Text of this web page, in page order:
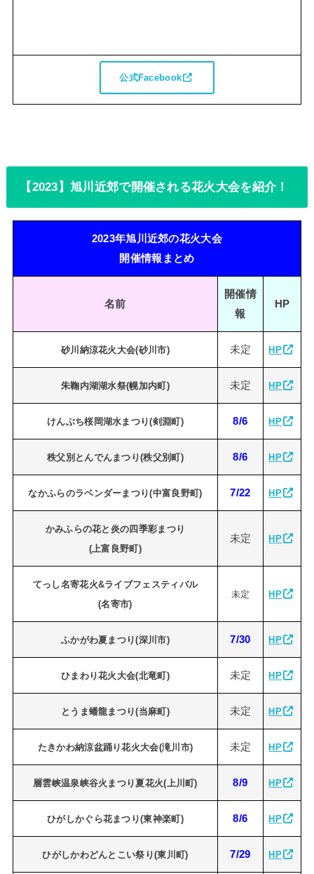
公式Facebook
【2023】旭川近郊で開催される花火大会を紹介！
2023年旭川近郊の花火大会
開催情報まとめ
名前
開催情
報
HP
砂川納涼花火大会(砂川市) 未定 HP
朱鞠内湖湖水祭(幌加内町) 未定 HP
けんぶち桜岡湖水まつり(剣淵町) 8/6 HP
秩父別とんでんまつり(秩父別町) 8/6 HP
なかふらのラベンダーまつり(中富良野町) 7/22 HP
かみふらの花と炎の四季彩まつり
(上富良野町)
未定 HP
てっし名寄花火&ライブフェスティバル
(名寄市)
未定 HP
ふかがわ夏まつり(深川市) 7/30 HP
ひまわり花火大会(北竜町) 未定 HP
とうま蟠龍まつり(当麻町) 未定 HP
たきかわ納涼盆踊り花火大会(滝川市) 未定 HP
層雲峡温泉峡谷火まつり夏花火(上川町) 8/9 HP
ひがしかぐら花まつり(東神楽町) 8/6 HP
ひがしかわどんとこい祭り(東川町) 7/29 HP